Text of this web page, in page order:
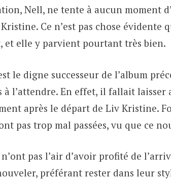
Nell, ne tente à aucun moment
Ce n’est pas chose évidente
et elle y parvient pourtant très bien.
le digne successeur de l’album
à l’attendre. En effet, il fallait laisser
après le départ de Liv Kristine.
pas trop mal passées, vu que ce
pas l’air d’avoir profité de
préférant rester dans leur